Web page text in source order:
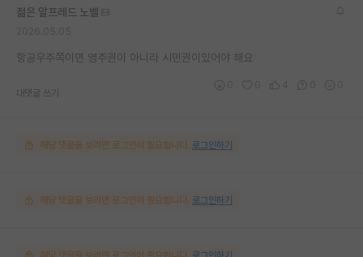
젊은 알프레드 노벨
항공우주쪽이면 영주권이 아니라 시민권이있어야 해요
대댓글 쓰기
해당 댓글을 보려면 로그인이 필요합니다. 로그인하기
해당 댓글을 보려면 로그인이 필요합니다. 로그인하기